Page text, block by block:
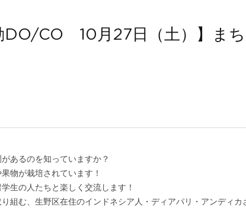
DO/CO　10月27日（土）】ま
あるのを知っていますか？
物が栽培されています！
生の人たちと楽しく交流します！
組む、生野区在住のインドネシア人・ディアパリ・アンディ